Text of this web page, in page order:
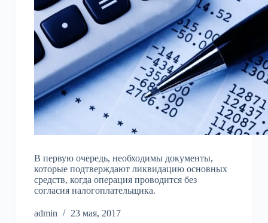
В первую очередь, необходимы документы,
которые подтверждают ликвидацию основных
средств, когда операция проводится без
согласия налогоплательщика.
admin 23 мая, 2017